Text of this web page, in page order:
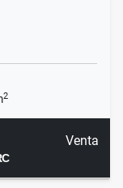
2
Venta